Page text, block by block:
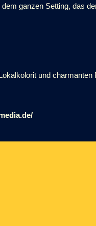
ganzen Setting, das
und